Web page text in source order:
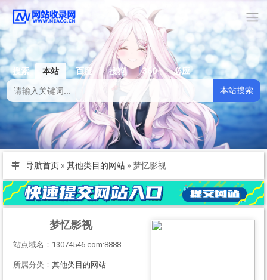
搜索 本站 百度 搜狗 360
必应
本站搜索
导航首页 » 其他类目的网站 » 梦忆影视
梦忆影视
站点域名：13074546.com:8888
所属分类： 其他类目的网站